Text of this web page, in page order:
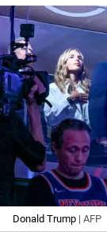
Donald Trump | AFP